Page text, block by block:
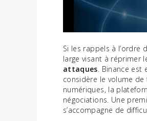
Si les rappels à l’ordre
large visant à réprimer
attaques. Binance est
considère le volume
numériques, la
négociations. Une
s’accompagne de